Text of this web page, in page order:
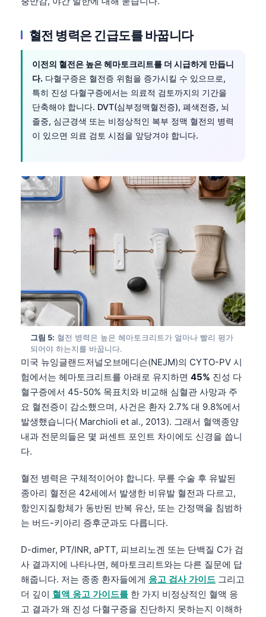
혈전 병력은 긴급도를 바꿉니다
이전의 혈전은 높은 헤마토크리트를 더 시급하게 만듭니
다. 다혈구증은 혈전증 위험을 증가시킬 수 있으므로,
특히 진성 다혈구증에서는 의료적 검토까지의 기간을
단축해야 합니다. DVT(심부정맥혈전증), 폐색전증, 뇌
졸중, 심근경색 또는 비정상적인 복부 정맥 혈전의 병력
이 있으면 의료 검토 시점을 앞당겨야 합니다.
그림 5: 혈전 병력은 높은 헤마토크리트가 얼마나 빨리 평가
되어야 하는지를 바꿉니다.
미국 뉴잉글랜드저널오브메디슨(NEJM)의 CYTO-PV 시
험에서는 헤마토크리트를 아래로 유지하면 45% 진성 다
혈구증에서 45-50% 목표치와 비교해 심혈관 사망과 주
요 혈전증이 감소했으며, 사건은 환자 2.7% 대 9.8%에서
발생했습니다( Marchioli et al., 2013). 그래서 혈액종양
내과 전문의들은 몇 퍼센트 포인트 차이에도 신경을 씁니
다.
혈전 병력은 구체적이어야 합니다. 무릎 수술 후 유발된
종아리 혈전은 42세에서 발생한 비유발 혈전과 다르고,
항인지질항체가 동반된 반복 유산, 또는 간정맥을 침범하
는 버드-키아리 증후군과도 다릅니다.
D-dimer, PT/INR, aPTT, 피브리노겐 또는 단백질 C가 검
사 결과지에 나타나면, 헤마토크리트와는 다른 질문에 답
해줍니다. 저는 종종 환자들에게 응고 검사 가이드 그리고
더 깊이 혈액 응고 가이드를 한 가지 비정상적인 혈액 응
고 결과가 왜 진성 다혈구증을 진단하지 못하는지 이해하